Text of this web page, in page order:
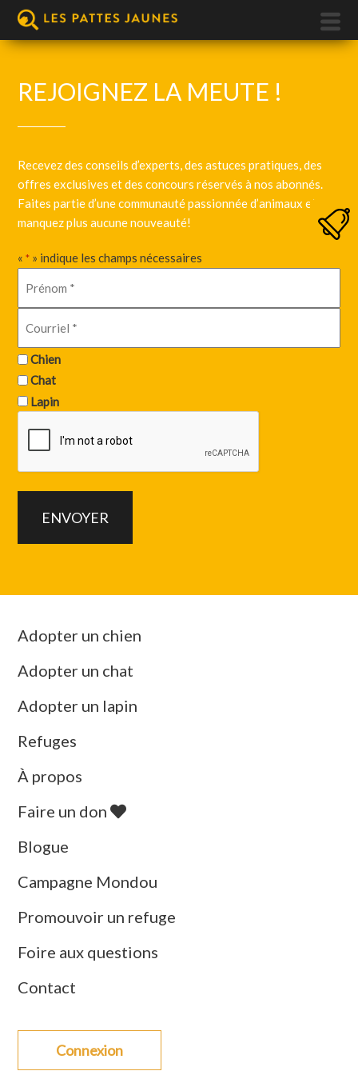
REJOIGNEZ LA MEUTE !
Recevez des conseils d’experts, des astuces pratiques, des
offres exclusives et des concours réservés à nos abonnés.
Faites partie d’une communauté passionnée d’animaux et ne
manquez plus aucune nouveauté!
«* » indique les champs nécessaires
Chien
Chat
Lapin
Adopter un chien
Adopter un chat
Adopter un lapin
Refuges
À propos
Faire un don
Blogue
Campagne Mondou
Promouvoir un refuge
Foire aux questions
Contact
Connexion